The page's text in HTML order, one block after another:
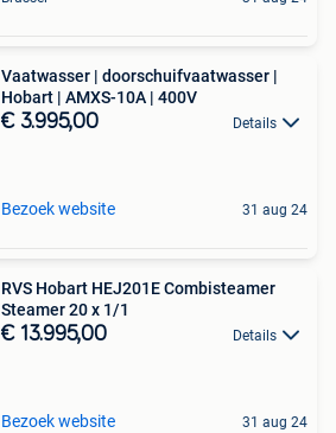
Vaatwasser | doorschuifvaatwasser |
Hobart | AMXS-10A | 400V
€ 3.995,00 Details
Bezoek website 31 aug 24
RVS Hobart HEJ201E Combisteamer
Steamer 20 x 1/1
€ 13.995,00 Details
Bezoek website 31 aug 24